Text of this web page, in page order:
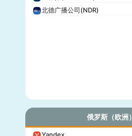
北德广播公司(NDR)
俄罗斯（欧洲）
Yandex